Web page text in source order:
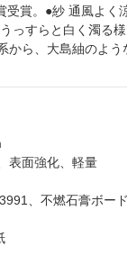
賞。●紗 通風よく
っすらと白く濁る
から、大島紬のよ
表面強化、軽量
、不燃石膏ボー